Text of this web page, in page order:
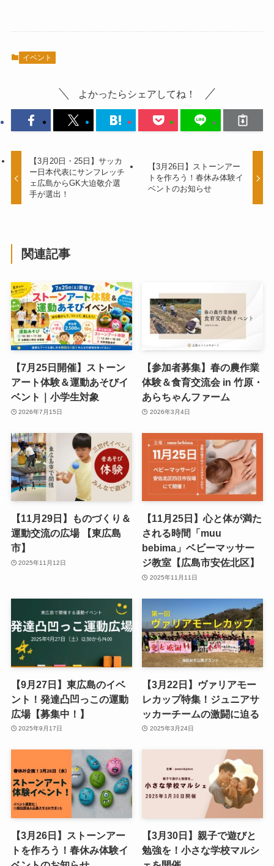
イベント
よかったらシェアしてね！
【3月20日・25日】サッカ
ー日本代表にサンフレッチ
ェ広島からGK大迫敬介選
手が選出！
【3月26日】ストーンアー
トを作ろう！春休み体験イ
ベントのお知らせ
関連記事
【7月25日開催】ストーン
アート体験＆運動あそびイ
ベント｜小学生対象
2026年7月15日
【参加者募集】春の農作業
体験＆食育交流会 in 竹原・
あらちゃんファーム
2026年3月4日
【11月29日】ものづくり＆
運動交流の広場 【東広島
市】
2025年11月12日
【11月25日】心と体が満た
される時間「muu
bebima」ベビーマッサー
ジ教室【広島市安佐北区】
2025年11月11日
【9月27日】東広島のイベ
ント！発達凸凹っこの運動
広場【募集中！】
2025年9月17日
【3月22日】ヴァリアモー
レカップ特集！ジュニアサ
ッカーチームの激闘に迫る
2025年3月24日
【3月26日】ストーンアー
トを作ろう！春休み体験イ
【3月30日】親子で遊びと
勉強を！小さな学校マルシ